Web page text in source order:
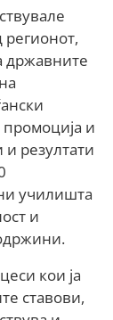
регионот,
државните
и
резултати
училишта
и
кои ја
ставови,